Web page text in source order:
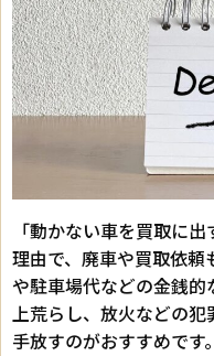
「動かない車を買取に
理由で、廃車や買取依
や駐車場代などの金銭
上荒らし、放火などの
手放すのがおすすめです。